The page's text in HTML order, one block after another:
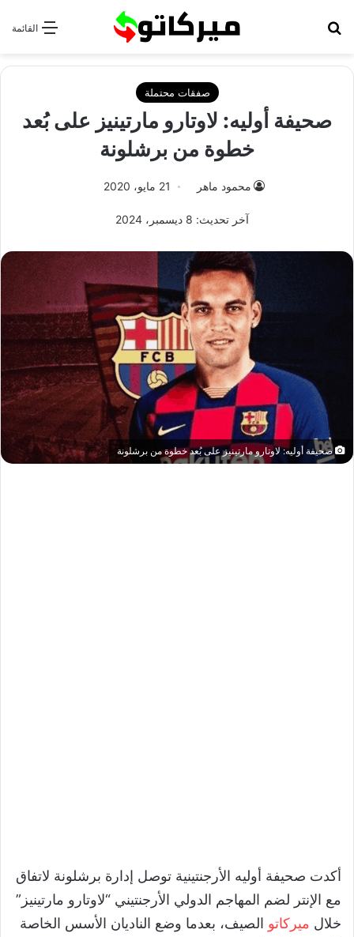
القائمة
صفقات محتملة
صحيفة أوليه: لاوتارو مارتينيز على بُعد
خطوة من برشلونة
محمود ماهر 21 مايو، 2020
آخر تحديث: 8 ديسمبر، 2024
صحيفة أوليه: لاوتارو مارتينيز على بُعد خطوة من برشلونة
أكدت صحيفة أوليه الأرجنتينية توصل إدارة برشلونة لاتفاق
مع الإنتر لضم المهاجم الدولي الأرجنتيني “لاوتارو مارتينيز”
خلال ميركاتو الصيف، بعدما وضع الناديان الأسس الخاصة